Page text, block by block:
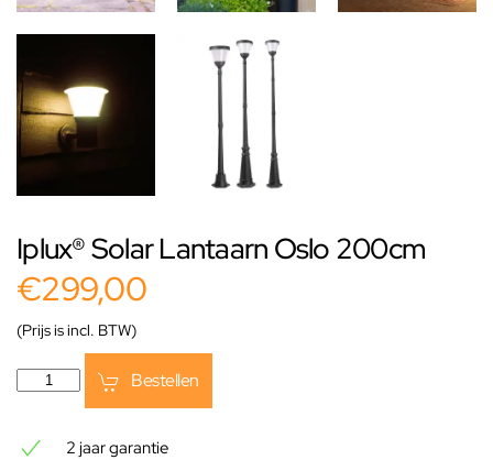
Iplux® Solar Lantaarn Oslo 200cm
€299,00
(Prijs is incl. BTW)
Bestellen
2 jaar garantie